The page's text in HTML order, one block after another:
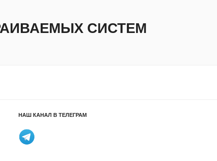
СИСТЕМ
НАШ КАНАЛ В ТЕЛЕГРАМ